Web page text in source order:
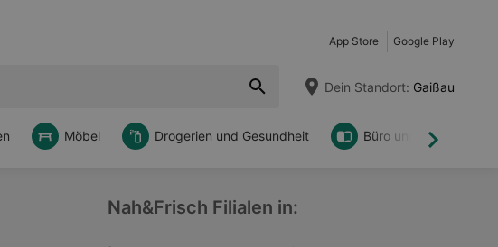
App Store Google Play
Dein Standort: Gaißau
Weiter
Möbel Drogerien und Gesundheit Büro und DIY
Nah&Frisch Filialen in: